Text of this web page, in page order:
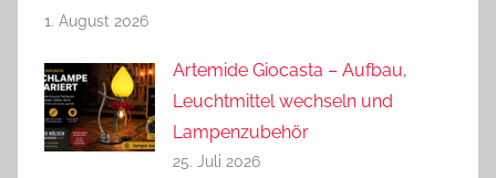
1. August 2026
Artemide Giocasta – Aufbau,
Leuchtmittel wechseln und
Lampenzubehör
25. Juli 2026